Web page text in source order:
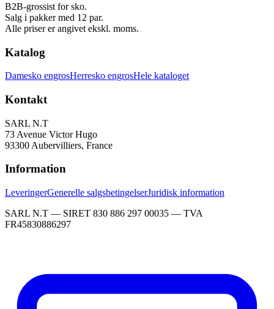
B2B-grossist for sko.
Salg i pakker med 12 par.
Alle priser er angivet ekskl. moms.
Katalog
Damesko engrosHerresko engrosHele kataloget
Kontakt
SARL N.T
73 Avenue Victor Hugo
93300 Aubervilliers, France
Information
LeveringerGenerelle salgsbetingelserJuridisk information
SARL N.T — SIRET 830 886 297 00035 — TVA
FR45830886297